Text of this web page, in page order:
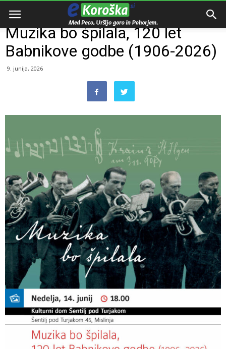
Domov
Muzika bo špilala, 120 let
Babnikove godbe (1906-2026)
9. junija, 2026